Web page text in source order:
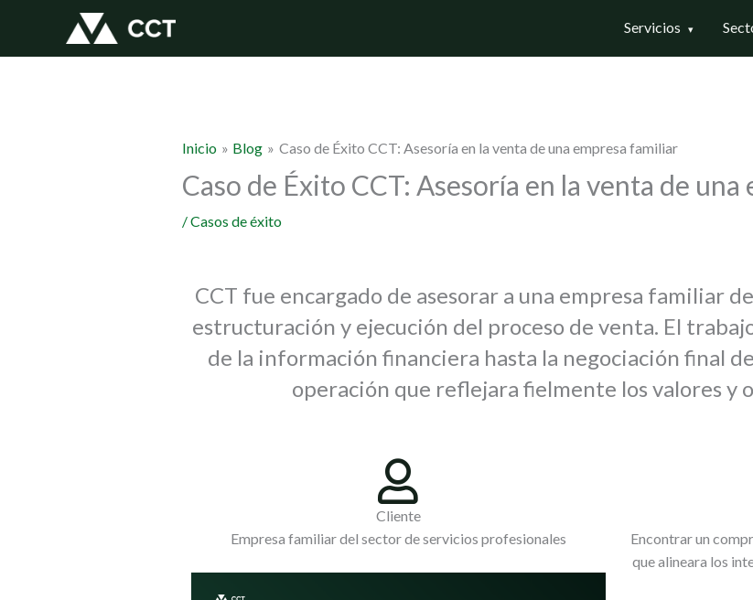
contenido
Servicios
Inicio Blog Caso de Éxito CCT: Asesoría en la venta de una empresa familiar
Caso de Éxito CCT: Asesoría en la venta de
/Casos de éxito
CCT fue encargado de asesorar a una empresa familiar
estructuración y ejecución del proceso de venta. El
de la información financiera hasta la negociación final
operación que reflejara fielmente los valores y
Cliente
Empresa familiar del sector de servicios profesionales
Encontrar un
que alineara los